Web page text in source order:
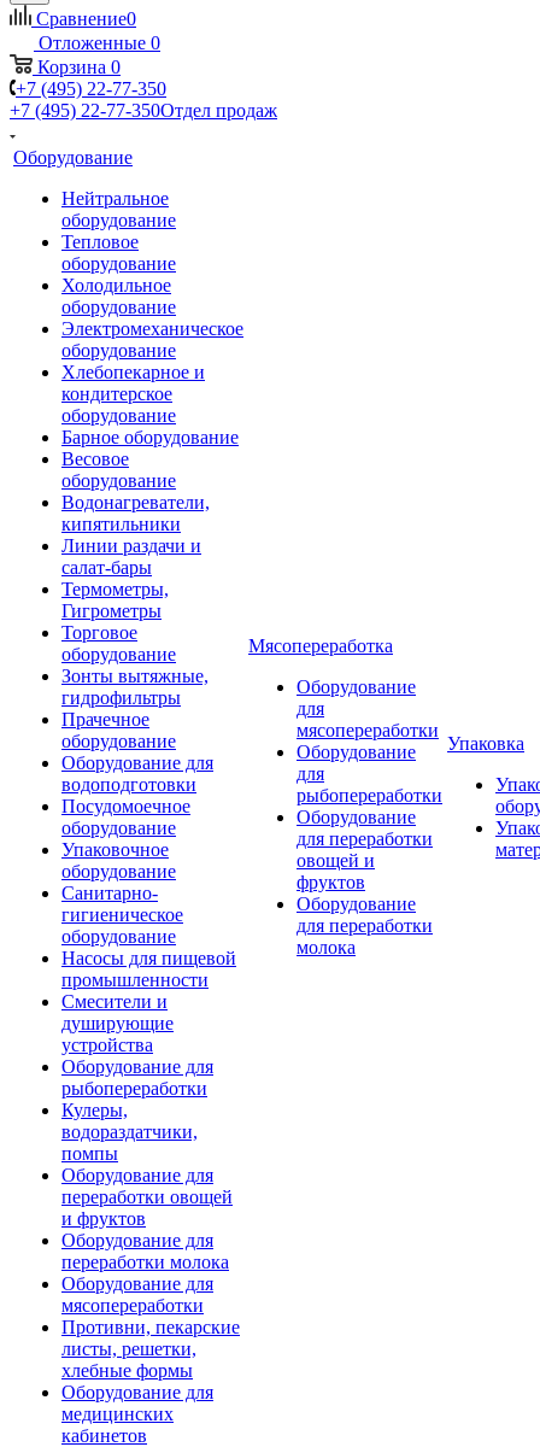
Сравнение0
Отложенные 0
Корзина 0
+7 (495) 22-77-350
+7 (495) 22-77-350Отдел продаж
Оборудование
Нейтральное
оборудование
Тепловое
оборудование
Холодильное
оборудование
Электромеханическое
оборудование
Хлебопекарное и
кондитерское
оборудование
Барное оборудование
Весовое
оборудование
Водонагреватели,
кипятильники
Линии раздачи и
салат-бары
Термометры,
Гигрометры
Торговое
оборудование
Зонты вытяжные,
гидрофильтры
Прачечное
оборудование
Оборудование для
водоподготовки
Посудомоечное
оборудование
Упаковочное
оборудование
Санитарно-
гигиеническое
оборудование
Насосы для пищевой
промышленности
Смесители и
душирующие
устройства
Оборудование для
рыбопереработки
Кулеры,
водораздатчики,
помпы
Оборудование для
переработки овощей
и фруктов
Оборудование для
переработки молока
Оборудование для
мясопереработки
Противни, пекарские
листы, решетки,
хлебные формы
Оборудование для
медицинских
кабинетов
Мясопереработка
Оборудование
для
мясопереработки
Оборудование
для
рыбопереработки
Оборудование
для переработки
овощей и
фруктов
Оборудование
для переработки
молока
Упаковка